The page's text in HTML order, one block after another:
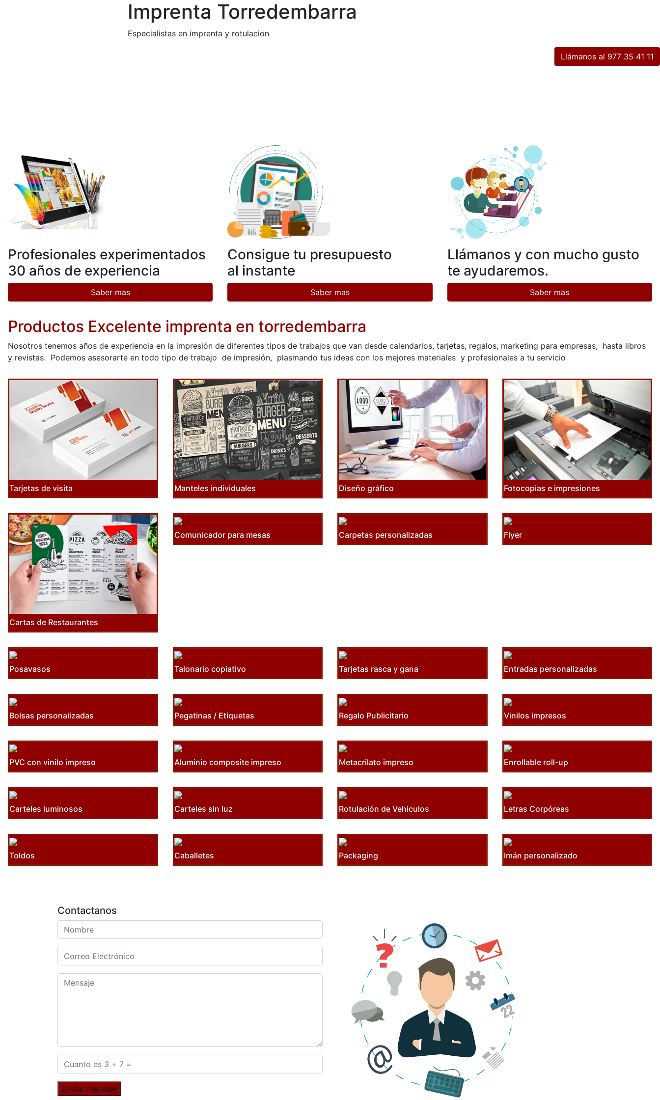
Imprenta Torredembarra
Especialistas en imprenta y rotulacion
Llámanos al 977 35 41 11
Profesionales experimentados
30 años de experiencia
Saber mas
Consigue tu presupuesto
al instante
Saber mas
Llámanos y con mucho gusto
te ayudaremos.
Saber mas
Productos Excelente imprenta en torredembarra
Nosotros tenemos años de experiencia en la impresión de diferentes tipos de trabajos que van desde calendarios, tarjetas, regalos, marketing para empresas, hasta libros
y revistas. Podemos asesorarte en todo tipo de trabajo de impresión, plasmando tus ideas con los mejores materiales y profesionales a tu servicio
Tarjetas de visita Manteles individuales Diseño gráfico Fotocopias e impresiones
Cartas de Restaurantes
Comunicador para mesas Carpetas personalizadas Flyer
Posavasos Talonario copiativo Tarjetas rasca y gana Entradas personalizadas
Bolsas personalizadas Pegatinas / Etiquetas Regalo Publicitario Vinilos impresos
PVC con vinilo impreso Aluminio composite impreso Metacrilato impreso Enrollable roll-up
Carteles luminosos Carteles sin luz Rotulación de Vehiculos Letras Corpóreas
Toldos Caballetes Packaging Imán personalizado
Contactanos